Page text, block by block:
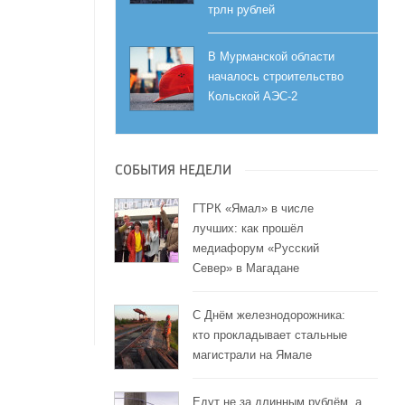
трлн рублей
В Мурманской области
началось строительство
Кольской АЭС-2
СОБЫТИЯ НЕДЕЛИ
ГТРК «Ямал» в числе
лучших: как прошёл
медиафорум «Русский
Север» в Магадане
С Днём железнодорожника:
кто прокладывает стальные
магистрали на Ямале
Едут не за длинным рублём, а